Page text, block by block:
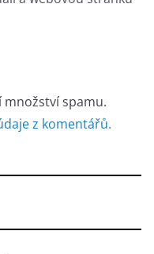
množství spamu.
z komentářů.